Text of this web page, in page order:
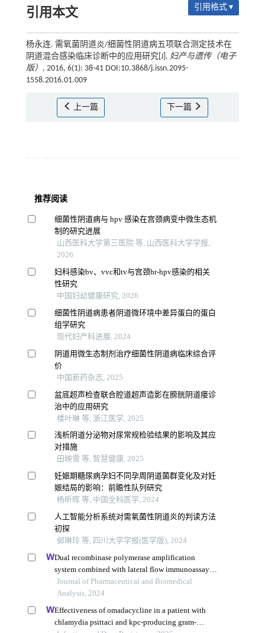
引用本文 引用格式 ▾
杨永连. 需氧菌阴道炎/细菌性阴道病五项联合测定技术在
阴道混合感染临床诊断中的应用研究[J]. 妇产与遗传（电子
版） , 2016, 6(1): 38-41 DOI:10.3868/j.issn.2095-
1558.2016.01.009
上一篇 下一篇